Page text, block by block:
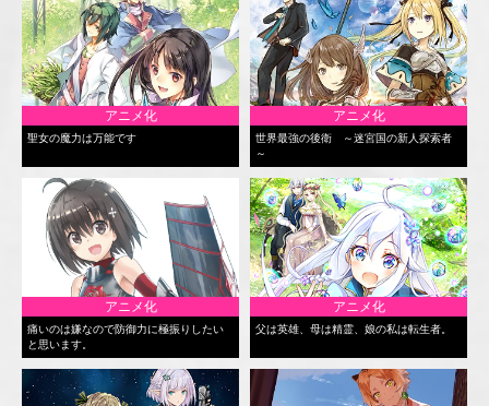
アニメ化
聖女の魔力は万能です
アニメ化
世界最強の後衛 ～迷宮国の新人探索者
～
アニメ化
痛いのは嫌なので防御力に極振りしたい
と思います。
アニメ化
父は英雄、母は精霊、娘の私は転生者。